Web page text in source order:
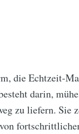
die Echtzeit-
darin,
zu liefern. Sie